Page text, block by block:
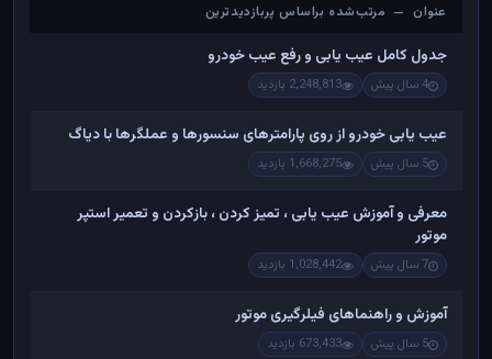
عنوان — مرتب‌شده براساس پربازدیدترین
عنوان — مرتب‌شده براساس پربازدیدترین
جدول کامل عیب یابی و رفع عیب خودرو
4 سال پیش 2,248,813 بازدید
عیب یابی خودرو از روی پارامترهای سنسورها و عملگرها با دیاگ
5 سال پیش 1,668,275 بازدید
معرفی و آموزش عیب یابی ، تمیز کردن ، بازکردن و تعمیر استپر
موتور
7 سال پیش 1,028,442 بازدید
آموزش و راهنماهای فیلرگیری موتور
5 سال پیش 673,433 بازدید